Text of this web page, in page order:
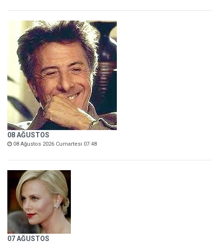
08 AĞUSTOS
08 Ağustos 2026 Cumartesi 07:48
07 AĞUSTOS